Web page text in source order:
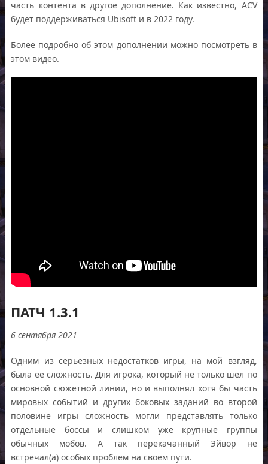
часть контента в другое дополнение. Как известно, ACV
будет поддерживаться Ubisoft и в 2022 году.
Более подробно об этом дополнении можно посмотреть в
этом видео.
ПАТЧ 1.3.1
6 сентября 2021
Одним из серьезных недостатков игры, на мой взгляд,
была ее сложность. Для игрока, который не только шел по
основной сюжетной линии, но и выполнял хотя бы часть
мировых событий и других боковых заданий во второй
половине игры сложность могли представлять только
отдельные боссы и слишком уже крупные группы
обычных мобов. А так перекачанный Эйвор не
встречал(а) особых проблем на своем пути.